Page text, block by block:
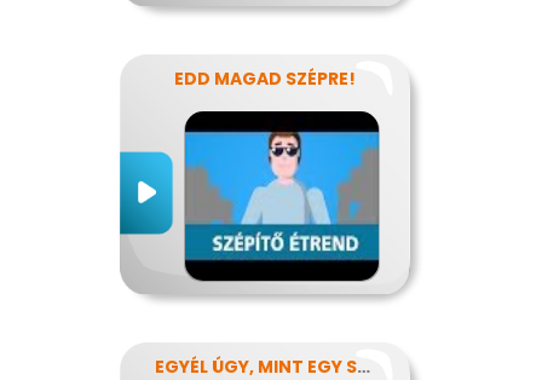
EDD MAGAD SZÉPRE!
EGYÉL ÚGY, MINT EGY SZUPERHŐS!